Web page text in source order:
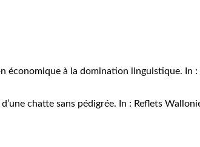
économique à la domination linguistique. In
chatte sans pédigrée. In : Reflets